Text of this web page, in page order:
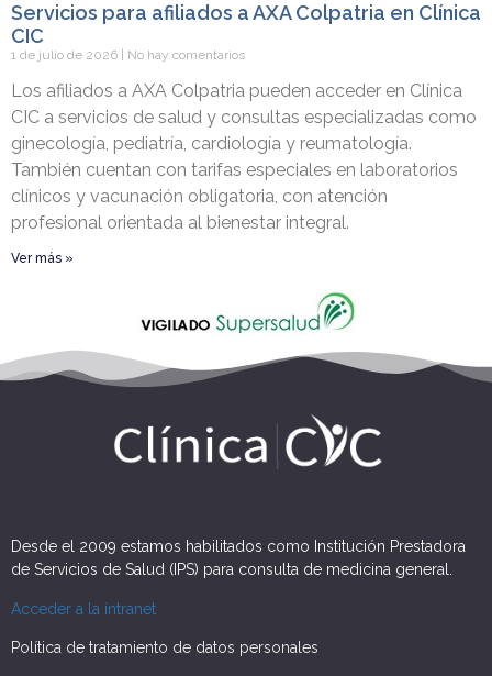
Servicios para afiliados a AXA Colpatria en Clínica
CIC
1 de julio de 2026 No hay comentarios
Los afiliados a AXA Colpatria pueden acceder en Clínica
CIC a servicios de salud y consultas especializadas como
ginecología, pediatría, cardiología y reumatología.
También cuentan con tarifas especiales en laboratorios
clínicos y vacunación obligatoria, con atención
profesional orientada al bienestar integral.
Ver más »
Desde el 2009 estamos habilitados como Institución Prestadora
de Servicios de Salud (IPS) para consulta de medicina general.
Acceder a la intranet
Política de tratamiento de datos personales